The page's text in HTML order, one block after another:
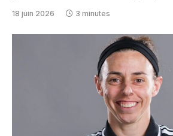
18 juin 2026 3 minutes